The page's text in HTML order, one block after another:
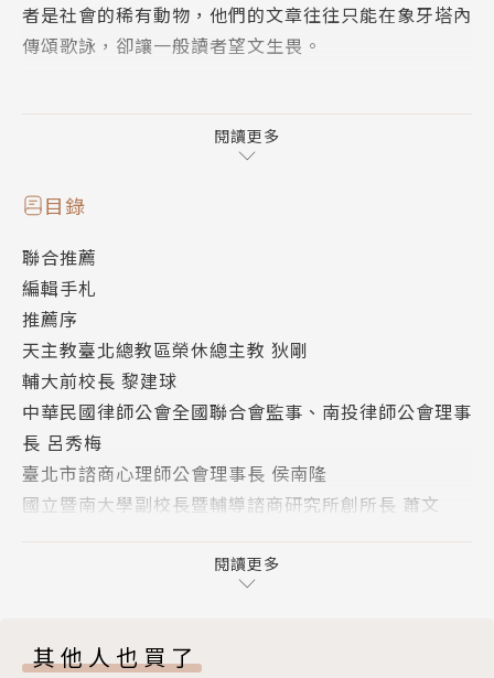
者是社會的稀有動物，他們的文章往往只能在象牙塔內
傳頌歌詠，卻讓一般讀者望文生畏。
灣首次獲得「哲學諮商師」證書資格的老師，也是一般
「心靈諮商師」的老師（證書影本詳見書籍內），同時
就讀2個博士外，其文筆亦經多年淬鍊，曾榮獲全國新
域亦多有造詣且獲全國性首獎。
是以本書不同於一般學界人士撰寫的學術書籍，為您挑
去艱澀難懂的術語，保留有趣、生動的故事，讓您十分
容易獲得最頂尖的心靈知識。
本書內容的可讀性及知識性，受到學術界、宗教界、心
理界、法律界領袖們的共同「專文」推薦與見證，例
如：天主教臺北總主教狄剛或輔大校長黎建球、臺北市
暢銷心靈書籍，亦鮮見本國跨領域專家學者共同認同背
之異數。
閱讀更多
目錄
聯合推薦
編輯手札
推薦序
天主教臺北總教區榮休總主教 狄剛
輔大前校長 黎建球
中華民國律師公會全國聯合會監事、南投律師公會理事
長 呂秀梅
臺北市諮商心理師公會理事長 侯南隆
國立暨南大學副校長暨輔導諮商研究所創所長 蕭文
社團法人臺灣哲學諮商學會哲學諮商師證書
第一道彩虹 傾聽─自我療癒的起點
2.巴門尼德斯─說故事的人是橋梁，故事本身的意涵才
閱讀更多
其他人也買了